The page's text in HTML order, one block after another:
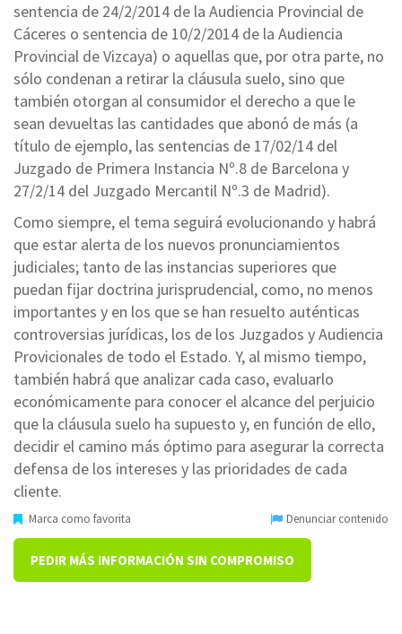
sentencia de 24/2/2014 de la Audiencia Provincial de
Cáceres o sentencia de 10/2/2014 de la Audiencia
Provincial de Vizcaya) o aquellas que, por otra parte, no
sólo condenan a retirar la cláusula suelo, sino que
también otorgan al consumidor el derecho a que le
sean devueltas las cantidades que abonó de más (a
título de ejemplo, las sentencias de 17/02/14 del
Juzgado de Primera Instancia Nº.8 de Barcelona y
27/2/14 del Juzgado Mercantil Nº.3 de Madrid).
Como siempre, el tema seguirá evolucionando y habrá
que estar alerta de los nuevos pronunciamientos
judiciales; tanto de las instancias superiores que
puedan fijar doctrina jurisprudencial, como, no menos
importantes y en los que se han resuelto auténticas
controversias jurídicas, los de los Juzgados y Audiencia
Provicionales de todo el Estado. Y, al mismo tiempo,
también habrá que analizar cada caso, evaluarlo
económicamente para conocer el alcance del perjuicio
que la cláusula suelo ha supuesto y, en función de ello,
decidir el camino más óptimo para asegurar la correcta
defensa de los intereses y las prioridades de cada
cliente.
Marca como favorita Denunciar contenido
PEDIR MÁS INFORMACIÓN SIN COMPROMISO